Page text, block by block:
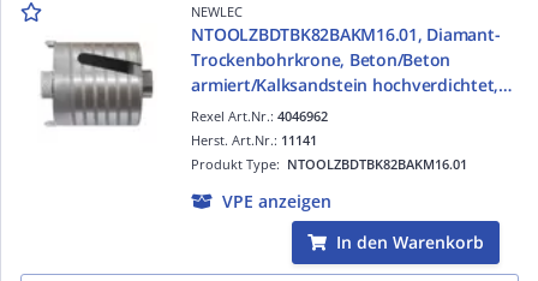
NEWLEC
NTOOLZBDTBK82BAKM16.01, Diamant-
Trockenbohrkrone, Beton/Beton
armiert/Kalksandstein hochverdichtet,
82mm, M16, titanium
Rexel Art.Nr.:4046962
Produkt Type: NTOOLZBDTBK82BAKM16.01
Herst. Art.Nr.: 11141
VPE anzeigen
In den Warenkorb